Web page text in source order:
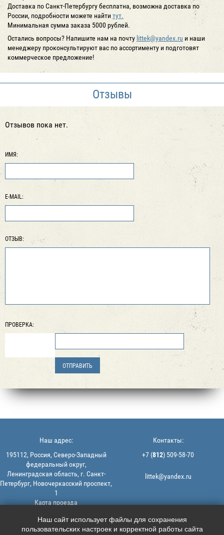
Доставка по Санкт-Петербургу бесплатна, возможна доставка по
России, подробности можете найтитут.
Минимальная сумма заказа 5000 рублей.
Остались вопросы? Напишите нам на почту littek@yandex.ru и наши
менеджеру проконсультируют вас по ассортименту и подготовят
коммерческое предложение!
Отзывы
Отзывов пока нет.
ИМЯ:
E-MAIL:
ОТЗЫВ:
ПРОВЕРКА:
© 2013-2026 | ООО "ЛИТТЕК" -
производство и продажа РТИ
Наш адрес:
195112, Россия, Северо-Западный
федеральный округ,
Ленинградская область, г. Санкт-
Петербург, Новочеркасский проспект,
1
Карта проезда
Контакты:
+7 (812) 509-58-70
littek@yandex.ru
Мы в соцсетях:
Наш сайт использует файлы для сохранения
пользовательских настроек и корректной работы сайта